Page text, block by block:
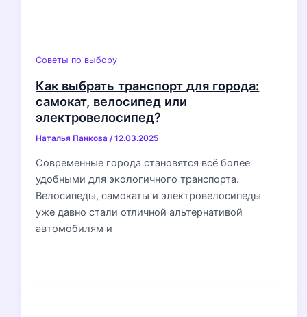
Советы по выбору
Как выбрать транспорт для города:
самокат, велосипед или
электровелосипед?
Наталья Панкова/12.03.2025
Современные города становятся всё более
удобными для экологичного транспорта.
Велосипеды, самокаты и электровелосипеды
уже давно стали отличной альтернативой
автомобилям и